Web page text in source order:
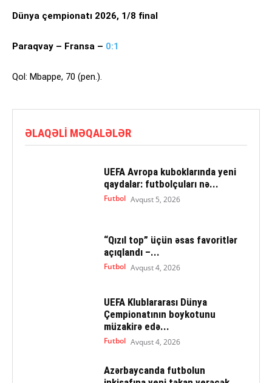
Dünya çempionatı 2026, 1/8 final
Paraqvay – Fransa – 0:1
Qol: Mbappe, 70 (pen.).
ƏLAQƏLI MƏQALƏLƏR
UEFA Avropa kuboklarında yeni
qaydalar: futbolçuları nə...
Futbol Avqust 5, 2026
“Qızıl top” üçün əsas favoritlər
açıqlandı –...
Futbol Avqust 4, 2026
UEFA Klublararası Dünya
Çempionatının boykotunu
müzakirə edə...
Futbol Avqust 4, 2026
Azərbaycanda futbolun